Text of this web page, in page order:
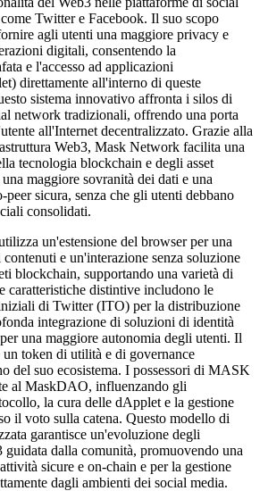
Twitter e Facebook. Il suo scopo
agli utenti una maggiore privacy e
digitali, consentendo la
e l'accesso ad applicazioni
direttamente all'interno di queste
sistema innovativo affronta i silos di
network tradizionali, offrendo una porta
all'Internet decentralizzato. Grazie alla
Web3, Mask Network facilita una
tecnologia blockchain e degli asset
maggiore sovranità dei dati e una
peer sicura, senza che gli utenti debbano
consolidati.
un'estensione del browser per una
e un'interazione senza soluzione
blockchain, supportando una varietà di
caratteristiche distintive includono le
di Twitter (ITO) per la distribuzione
integrazione di soluzioni di identità
una maggiore autonomia degli utenti. Il
token di utilità e di governance
del suo ecosistema. I possessori di MASK
al MaskDAO, influenzando gli
la cura delle dApplet e la gestione
il voto sulla catena. Questo modello di
garantisce un'evoluzione degli
guidata dalla comunità, promuovendo una
sicure e on-chain e per la gestione
dagli ambienti dei social media.